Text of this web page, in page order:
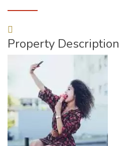
Property Description